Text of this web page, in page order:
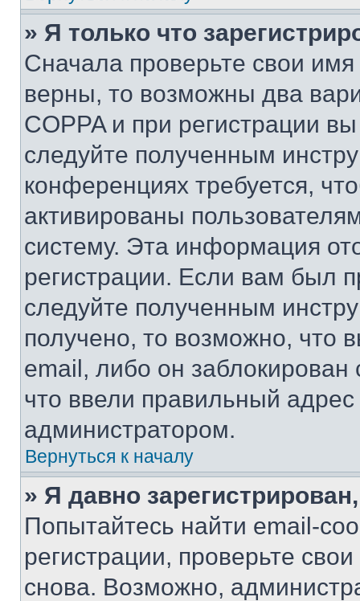
» Я только что
Сначала проверьте свои
верны, то возможны два
COPPA и при регистрации
следуйте полученным
конференциях требуется,
активированы
систему. Эта информация
регистрации. Если вам был
следуйте полученным
получено, то возможно, что
email, либо он
что ввели правильный адрес
администратором.
Вернуться к началу
» Я давно
Попытайтесь найти email-
регистрации, проверьте
снова. Возможно,